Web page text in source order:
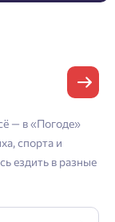
— в «Погоде»
спорта и
ездить в разные
или